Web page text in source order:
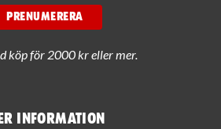
information
PRENUMERERA
köp för 2000 kr eller mer.